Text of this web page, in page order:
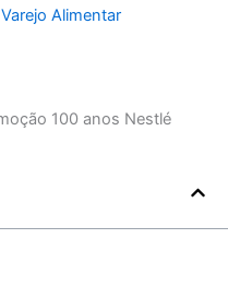
Varejo Alimentar